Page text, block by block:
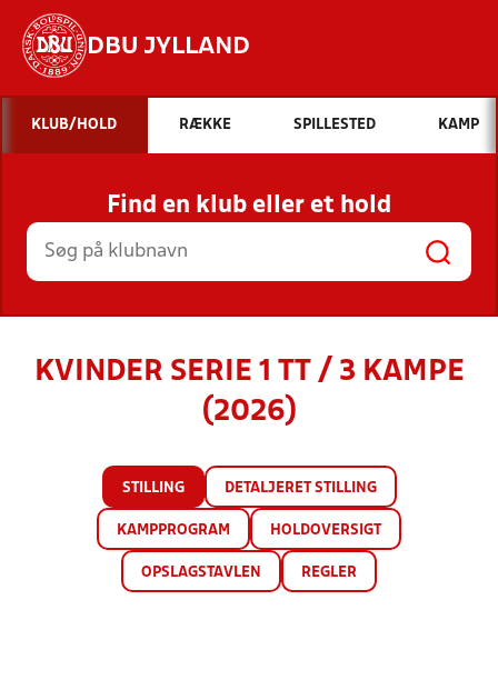
DBU JYLLAND
Hvad vil du søge efter?
INDHOLD OG NYHEDER
STILLINGER, RESULTATER, KLUBBER OG
HOLD
KLUB/HOLD RÆKKE SPILLESTED KAMP
Find en klub eller et hold
KVINDER SERIE 1 TT / 3 KAMPE
(2026)
STILLING DETALJERET STILLING
KAMPPROGRAM HOLDOVERSIGT
OPSLAGSTAVLEN REGLER